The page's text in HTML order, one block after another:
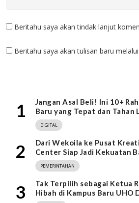
Beritahu saya akan tindak lanjut
Beritahu saya akan tulisan baru
1
Jangan Asal Beli! Ini 10+
Baru yang Tepat dan Tahan
DIGITAL
2
Dari Wekoila ke Pusat
Center Siap Jadi Kekuatan
PEMERINTAHAN
3
Tak Terpilih sebagai Ketua
Hibah di Kampus Baru UHO